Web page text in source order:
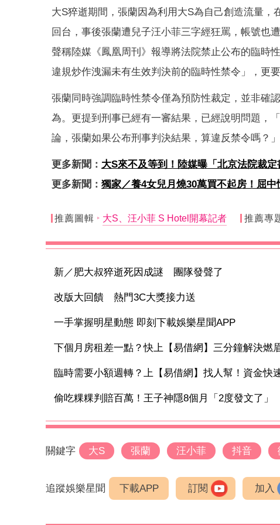
大S猝逝期間，張蘭因為利用大S為自己創造流量
回台，事後張蘭遭兒子汪小菲三字經狂罵，帳號也遭
聲稱陸媒《鳳凰周刊》報導將法院禁止公布的臨時
違規炒作洩漏未有生效判決前的臨時性禁令」，更
張蘭同時強調臨時性禁令僅為預防性裁定，並非確
為。更提到刑事已經有一審結果，已經說明問題，
論，張蘭如果公布刑事判決結果，算違反禁令嗎？」
更多新聞： 大S來不及等到！陸媒曝「北京法院裁
更多新聞： 獨家／養4女兒月燒30萬買不起房！屈
推薦圖輯 大S、汪小菲 S Hotel開幕記者 推薦專
新／肥大叔猝逝死因成謎 團隊發聲了
改版大回饋 熱門3C大獎接力送
一手掌握明星動態 即刻下載娛樂星聞APP
下個月房租差一點？快上【易借網】三分鐘解決燃
臨時需要小額週轉？上【易借網】找人幫！資金快
偷吃粿粿判賠百萬！王子神隱8個月「2度發文了
關鍵字 大S 張蘭 汪小菲 抖音
追蹤娛樂星聞 下載APP 訂閱 加入